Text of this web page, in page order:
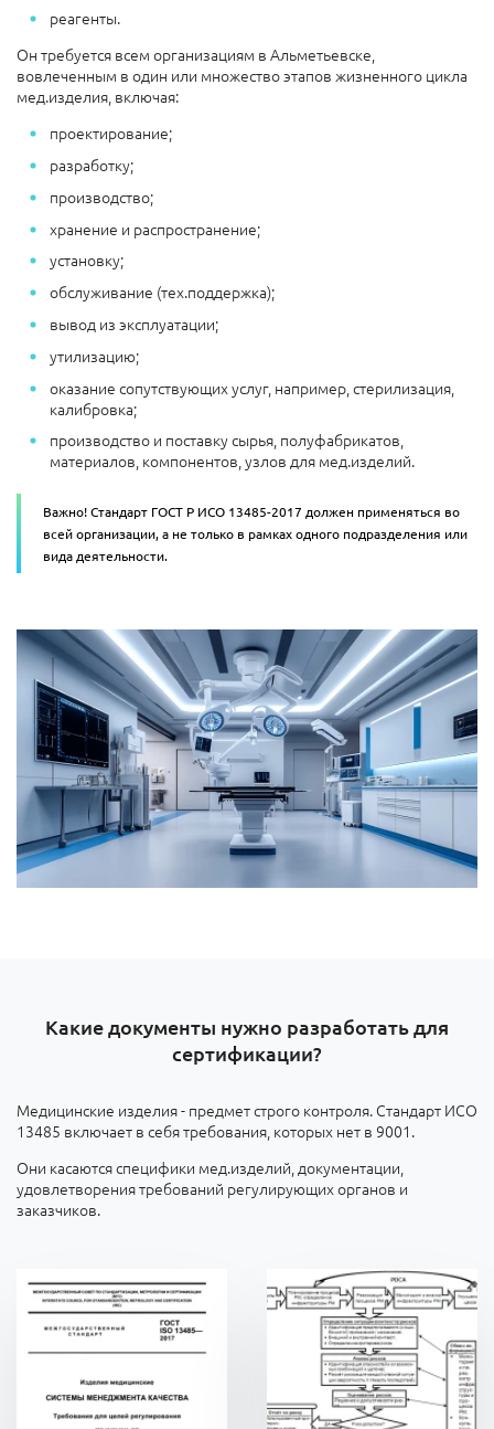
реагенты.
Он требуется всем организациям в Альметьевске,
вовлеченным в один или множество этапов жизненного цикла
мед.изделия, включая:
проектирование;
разработку;
производство;
хранение и распространение;
установку;
обслуживание (тех.поддержка);
вывод из эксплуатации;
утилизацию;
оказание сопутствующих услуг, например, стерилизация,
калибровка;
производство и поставку сырья, полуфабрикатов,
материалов, компонентов, узлов для мед.изделий.
Важно! Стандарт ГОСТ Р ИСО 13485-2017 должен применяться во
всей организации, а не только в рамках одного подразделения или
вида деятельности.
Какие документы нужно разработать для
сертификации?
Медицинские изделия - предмет строго контроля. Стандарт ИСО
13485 включает в себя требования, которых нет в 9001.
Они касаются специфики мед.изделий, документации,
удовлетворения требований регулирующих органов и
заказчиков.